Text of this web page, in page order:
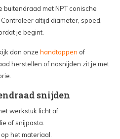
met NPT conische
altijd diameter, spoed,
je begint.
dan onze handtappen of
herstellen of nasnijden zit je met
snijden
werkstuk licht af.
of snijpasta.
het materiaal.